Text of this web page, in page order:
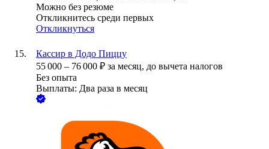
Можно без резюме
Откликнитесь среди первых
Откликнуться
Кассир в Додо Пиццу
55 000 – 76 000 ₽ за месяц, до вычета налогов
Без опыта
Выплаты: Два раза в месяц